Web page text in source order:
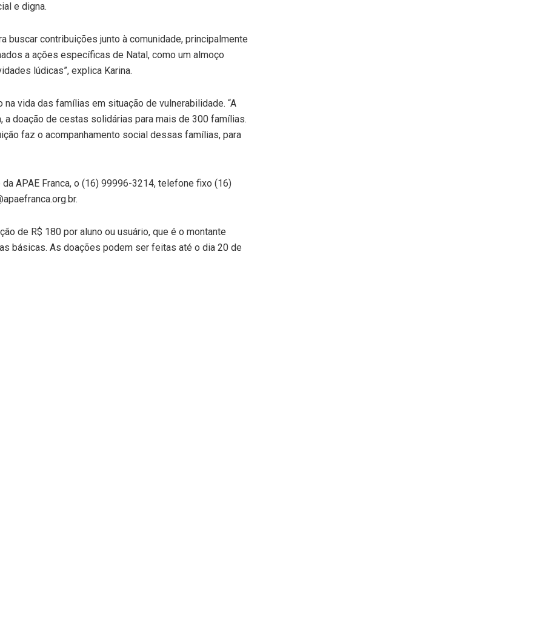
e digna.
buscar contribuições junto à comunidade, principalmente
a ações específicas de Natal, como um almoço
lúdicas”, explica Karina.
vida das famílias em situação de vulnerabilidade. “A
doação de cestas solidárias para mais de 300 famílias.
faz o acompanhamento social dessas famílias, para
APAE Franca, o (16) 99996-3214, telefone fixo (16)
de R$ 180 por aluno ou usuário, que é o montante
básicas. As doações podem ser feitas até o dia 20 de